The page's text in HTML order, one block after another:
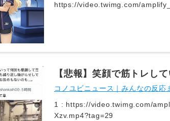
https://video.twimg.com/
tag=29video.twimg.comhttps://
【悲報】笑顔で筋トレし
トにブチ切れて豹変
コノユビニュース｜みんなの反応
1 : https://video.twimg.com/amplify_video/2085543430059663360/vid/avc1/1170x2532/EeVG9r7htX_Q-
Xzv.mp4?tag=29